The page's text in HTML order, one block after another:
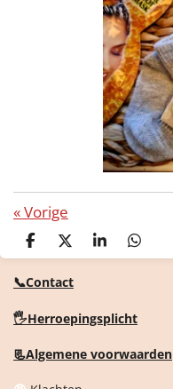
«Vorige
D
e
l
n
D
e
e
S
h
e
D
e
n
📞Contact
🖐️Herroepingsplicht
📃Algemene voorwaarden